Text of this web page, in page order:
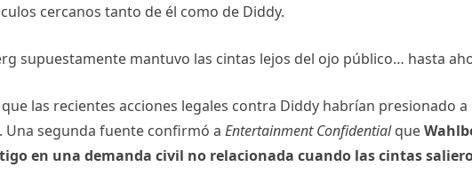
cercanos tanto de él como de Diddy.
supuestamente mantuvo las cintas lejos del ojo público… hasta
las recientes acciones legales contra Diddy habrían presionado a
Una segunda fuente confirmó a Entertainment Confidentialque
en una demanda civil no relacionada cuando las cintas